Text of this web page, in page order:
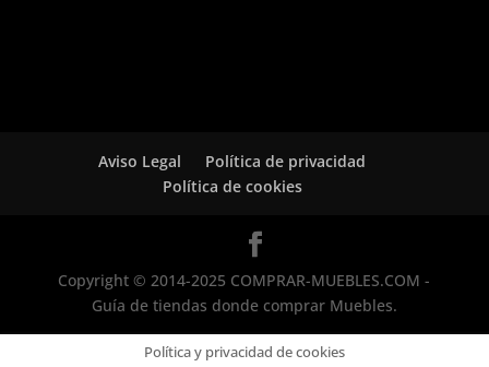
Aviso Legal
Política de privacidad
Política de cookies
Copyright © 2014-2025 COMPRAR-MUEBLES.COM -
Guía de tiendas donde comprar Muebles.
Política y privacidad de cookies